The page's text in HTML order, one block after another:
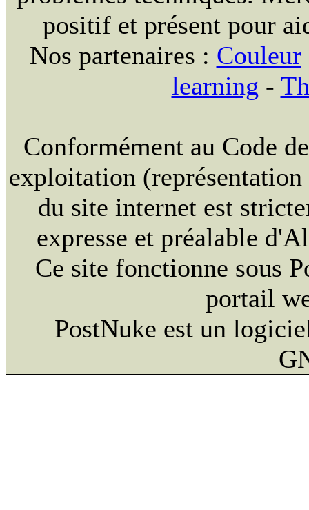
positif et présent pour
Nos partenaires : Couleur
learning -
Conformément au Code
exploitation
du site internet est
expresse et préalable
Ce site fonctionne sous
portail
PostNuke est un